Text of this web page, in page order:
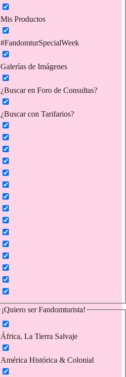
Mis Productos
#FandomturSpecialWeek
Galerías de Imágenes
¿Buscar en Foro de Consultas?
¿Buscar con Tarifarios?
¡Quiero ser Fandomturista!
África, La Tierra Salvaje
América Histórica & Colonial